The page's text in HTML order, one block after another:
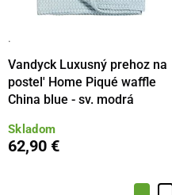
·
Vandyck Luxusný prehoz na
postel' Home Piqué waffle
China blue - sv. modrá
Skladom
62,90 €